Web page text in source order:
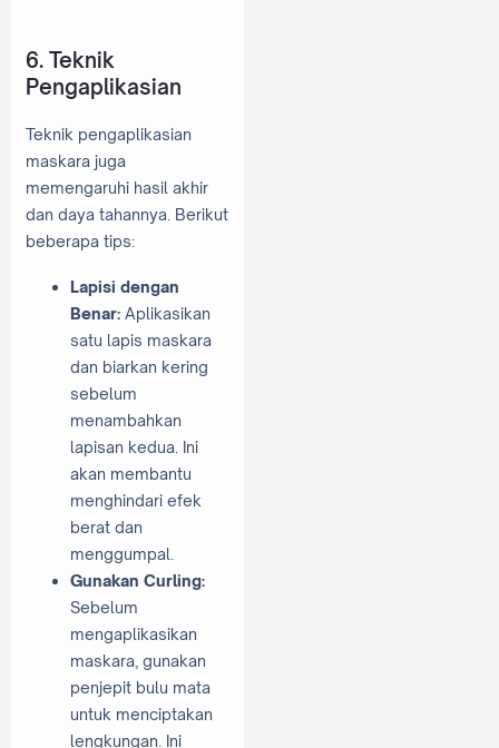
6. Teknik
Pengaplikasian
Teknik pengaplikasian
maskara juga
memengaruhi hasil akhir
dan daya tahannya. Berikut
beberapa tips:
Lapisi dengan
Benar: Aplikasikan
satu lapis maskara
dan biarkan kering
sebelum
menambahkan
lapisan kedua. Ini
akan membantu
menghindari efek
berat dan
menggumpal.
Gunakan Curling:
Sebelum
mengaplikasikan
maskara, gunakan
penjepit bulu mata
untuk menciptakan
lengkungan. Ini